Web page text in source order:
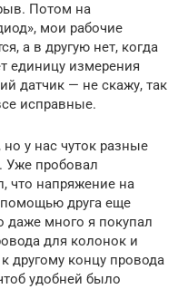
Потом на
мои рабочие
а в другую нет, когда
единицу измерения
датчик — не скажу, так
исправные.
у нас чуток разные
Уже пробовал
что напряжение на
помощью друга еще
даже много я покупал
для колонок и
другому концу провода
удобней было